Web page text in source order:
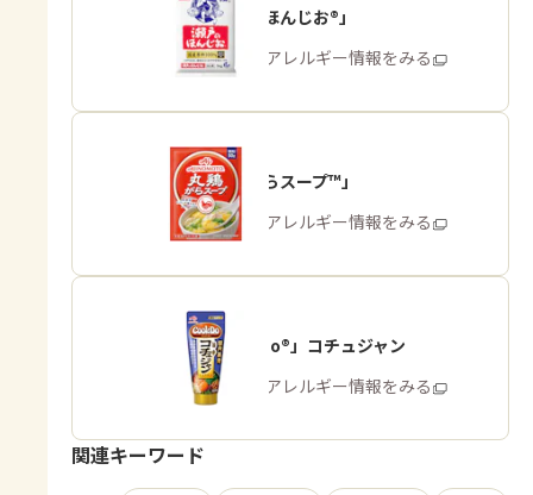
「瀬戸のほんじお®」
商品・アレルギー情報をみる
「丸鶏がらスープ™」
商品・アレルギー情報をみる
「Cook Do®」コチュジャン
商品・アレルギー情報をみる
関連キーワード